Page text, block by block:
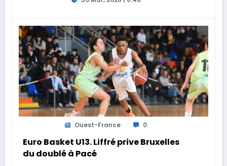
Ouest-France 0
Euro Basket U13. Liffré prive Bruxelles
du doublé à Pacé